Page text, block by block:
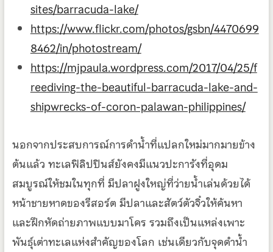
sites/barracuda-lake/
https://www.flickr.com/photos/gsbn/4470699
8462/in/photostream/
https://mjpaula.wordpress.com/2017/04/25/f
reediving-the-beautiful-barracuda-lake-and-
shipwrecks-of-coron-palawan-philippines/
นอกจากประสบการณ์การดำน้ำที่แปลกใหม่มากมายข้าง
ต้นแล้ว ทะเลฟิลิปปินส์ยังคงมีแนวปะการังที่อุดม
สมบูรณ์ให้ชมในทุกที่ มีปลาฝูงใหญ่ที่ว่ายน้ำเล่นด้วยได้
หน้าชายหาดของรีสอร์ต มีปลาและสัตว์ตัวจิ๋วให้ค้นหา
และฝึกหัดถ่ายภาพแบบมาโคร รวมถึงเป็นแหล่งเพาะ
พันธุ์เต่าทะเลแห่งสำคัญของโลก เช่นเดียวกับจุดดำน้ำ